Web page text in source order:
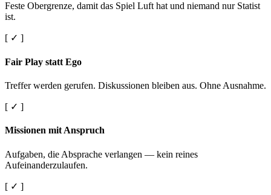
Feste Obergrenze, damit das Spiel Luft hat und niemand nur Statist
ist.
[ ✓ ]
Fair Play statt Ego
Treffer werden gerufen. Diskussionen bleiben aus. Ohne Ausnahme.
[ ✓ ]
Missionen mit Anspruch
Aufgaben, die Absprache verlangen — kein reines
Aufeinanderzulaufen.
[ ✓ ]